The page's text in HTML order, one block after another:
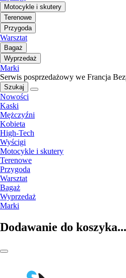
Motocykle i skutery
Terenowe
Przygoda
Warsztat
Bagaż
Wyprzedaż
Marki
Serwis posprzedażowy we Francja
Szukaj
Nowości
Kaski
Mężczyźni
Kobieta
High-Tech
Wyścigi
Motocykle i skutery
Terenowe
Przygoda
Warsztat
Bagaż
Wyprzedaż
Marki
Dodawanie do koszyka...